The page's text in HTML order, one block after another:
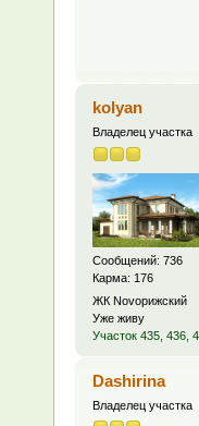
kolyan
Владелец участка
Сообщений: 736
Карма: 176
ЖК Novoрижский
Уже живу
Участок 435, 436,
Dashirina
Владелец участка